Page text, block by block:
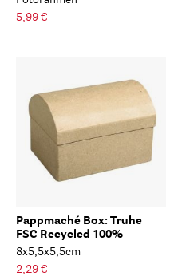
5,99 €
Pappmaché Box: Truhe
FSC Recycled 100%
8x5,5x5,5cm
2,29 €